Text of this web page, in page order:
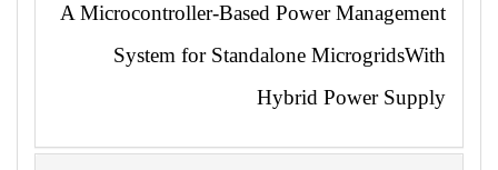
A Microcontroller-Based Power Management
System for Standalone MicrogridsWith
Hybrid Power Supply